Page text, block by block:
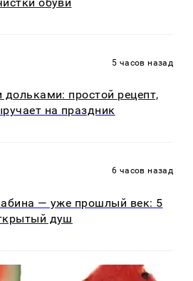
5 часов назад
дольками: простой рецепт,
на праздник
6 часов назад
— уже прошлый век: 5
душ